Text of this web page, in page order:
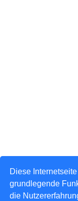
Diese
grundlegende
die